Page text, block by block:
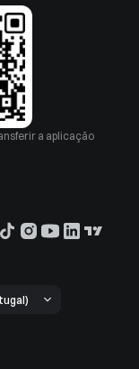
a aplicação